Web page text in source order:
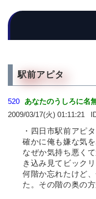
駅前アピタ
520
あなたのうしろに名
2009/03/17(火) 01:11:21
・四日市駅前アピタ
確かに俺も嫌な気
なぜか気持ち悪く
き込み見てビックリ
何階か忘れたけど
た。その階の奥の方